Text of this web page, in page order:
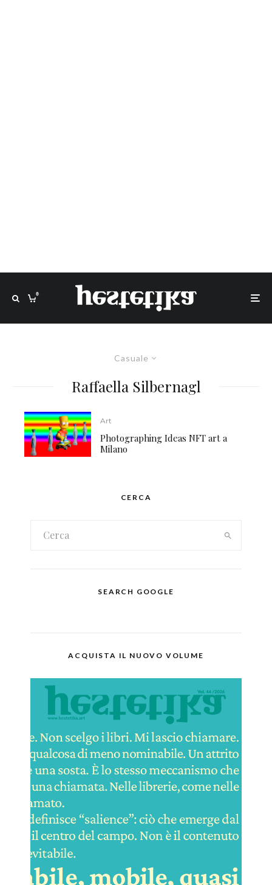
0
Casuale
Raffaella Silbernagl
Art
Photographing Ideas NFT art a
Milano
CERCA
SEARCH GOOGLE
ACQUISTA IL NUOVO VOLUME